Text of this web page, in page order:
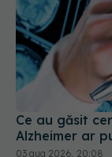
Ce au găsit
Alzheimer ar
03 aug 2026, 20:08